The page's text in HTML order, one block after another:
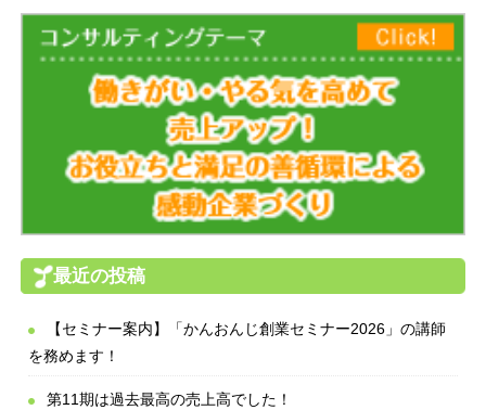
最近の投稿
【セミナー案内】「かんおんじ創業セミナー2026」の講師
を務めます！
第11期は過去最高の売上高でした！